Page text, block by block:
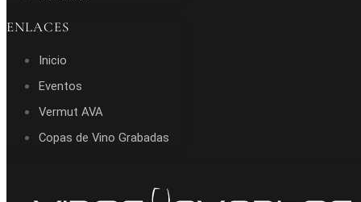
ENLACES
Inicio
Eventos
Vermut AVA
Copas de Vino Grabadas